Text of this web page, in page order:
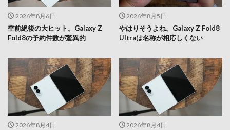
2026年8月6日
空前絶後の大ヒット。Galaxy Z
Fold8の予約件数が驚異的
2026年8月5日
やはりそうよね。Galaxy Z Fold8
Ultraは名称が相応しくない
2026年8月4日 2026年8月4日